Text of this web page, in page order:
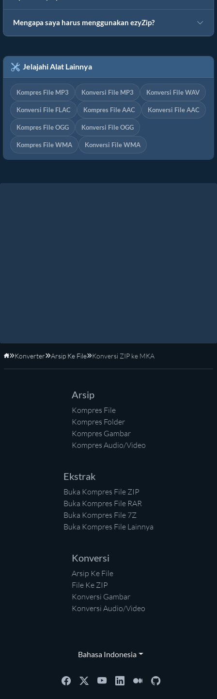
Mengapa saya harus menggunakan ezyZip?
Jelajahi Alat Lainnya
Kompres File MP3 Konversi File MP3 Konversi File WAV
Konversi File FLAC Kompres File AAC Konversi File AAC
Kompres File OGG Konversi File OGG
Kompres File WMA Konversi File WMA
Beranda
Konverter Arsip Ke File Konversi ZIP ke MKA
Arsip
Kompres File
Kompres Folder
Kompres Gambar
Kompres Audio/Video
Ekstrak
Buka Kompres File ZIP
Buka Kompres File RAR
Buka Kompres File 7Z
Buka Kompres File Lainnya
Konversi
Arsip Ke File
File Ke ZIP
Konversi Gambar
Konversi Audio/Video
Bahasa Indonesia